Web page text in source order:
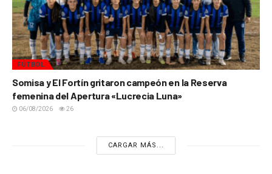
FÚTBOL
Somisa y El Fortín gritaron campeón en la Reserva
femenina del Apertura «Lucrecia Luna»
06/08/2026 26
CARGAR MÁS...